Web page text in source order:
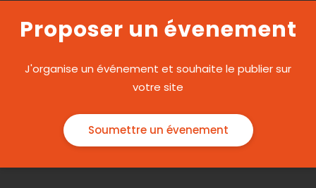
Proposer un évenement
J'organise un événement et souhaite le publier sur
votre site
Soumettre un évenement